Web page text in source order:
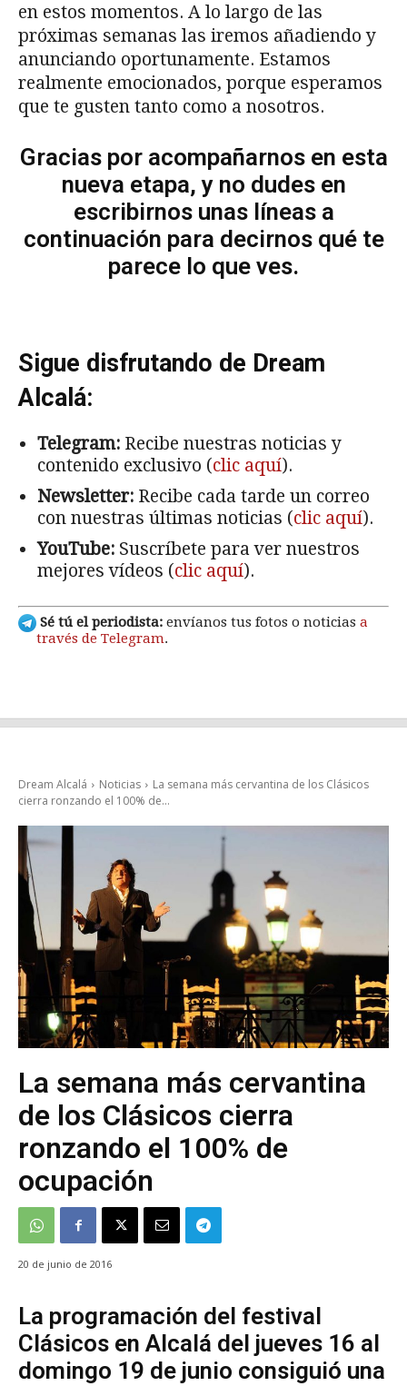
en estos momentos. A lo largo de las
próximas semanas las iremos añadiendo y
anunciando oportunamente. Estamos
realmente emocionados, porque esperamos
que te gusten tanto como a nosotros.
Gracias por acompañarnos en esta
nueva etapa, y no dudes en
escribirnos unas líneas a
continuación para decirnos qué te
parece lo que ves.
Sigue disfrutando de Dream
Alcalá:
Telegram: Recibe nuestras noticias y
contenido exclusivo (clic aquí).
Newsletter: Recibe cada tarde un correo
con nuestras últimas noticias (clic aquí).
YouTube: Suscríbete para ver nuestros
mejores vídeos (clic aquí).
Sé tú el periodista: envíanos tus fotos o noticias a
través de Telegram.